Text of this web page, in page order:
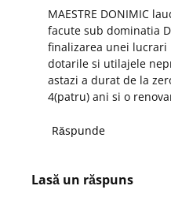
MAESTRE DONIMIC
facute sub dominatia
finalizarea unei lucrari
dotarile si utilajele
astazi a durat de la
4(patru) ani si o
Răspunde
Lasă un răspuns